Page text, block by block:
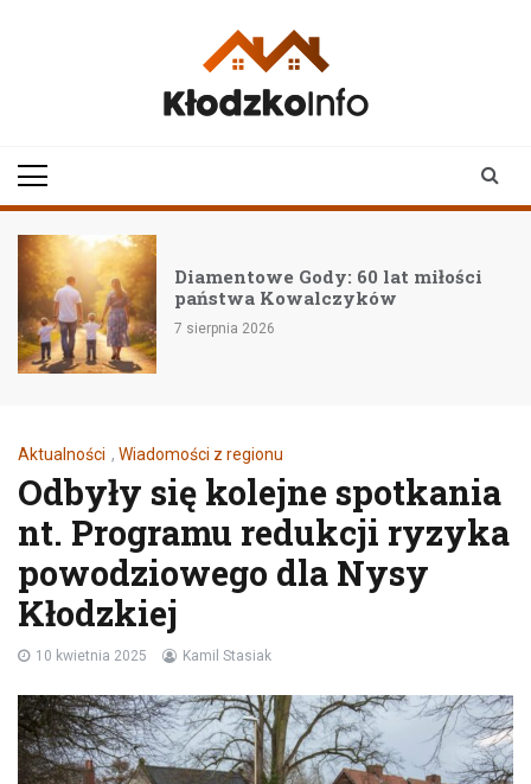
Diamentowe Gody: 60 lat miłości
państwa Kowalczyków
7 sierpnia 2026
Aktualności , Wiadomości z regionu
Odbyły się kolejne spotkania
nt. Programu redukcji ryzyka
powodziowego dla Nysy
Kłodzkiej
10 kwietnia 2025 Kamil Stasiak